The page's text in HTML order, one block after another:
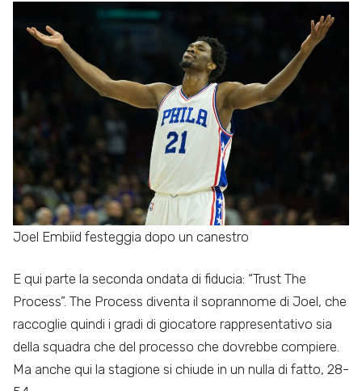
Joel Embiid festeggia dopo un canestro
E qui parte la seconda ondata di fiducia: “Trust The
Process”. The Process diventa il soprannome di Joel, che
raccoglie quindi i gradi di giocatore rappresentativo sia
della squadra che del processo che dovrebbe compiere.
Ma anche qui la stagione si chiude in un nulla di fatto, 28-